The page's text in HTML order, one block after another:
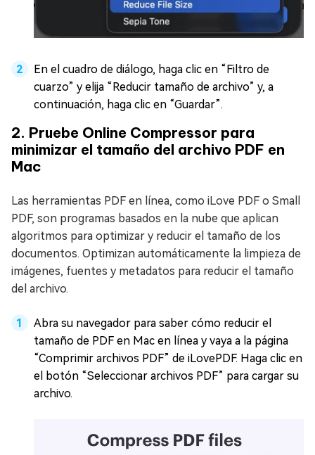
En el cuadro de diálogo, haga clic en “Filtro de
cuarzo” y elija “Reducir tamaño de archivo” y, a
continuación, haga clic en “Guardar”.
2. Pruebe Online Compressor para
minimizar el tamaño del archivo PDF en
Mac
Las herramientas PDF en línea, como iLove PDF o Small
PDF, son programas basados en la nube que aplican
algoritmos para optimizar y reducir el tamaño de los
documentos. Optimizan automáticamente la limpieza de
imágenes, fuentes y metadatos para reducir el tamaño
del archivo.
Abra su navegador para saber cómo reducir el
tamaño de PDF en Mac en línea y vaya a la página
“Comprimir archivos PDF” de iLovePDF. Haga clic en
el botón “Seleccionar archivos PDF” para cargar su
archivo.